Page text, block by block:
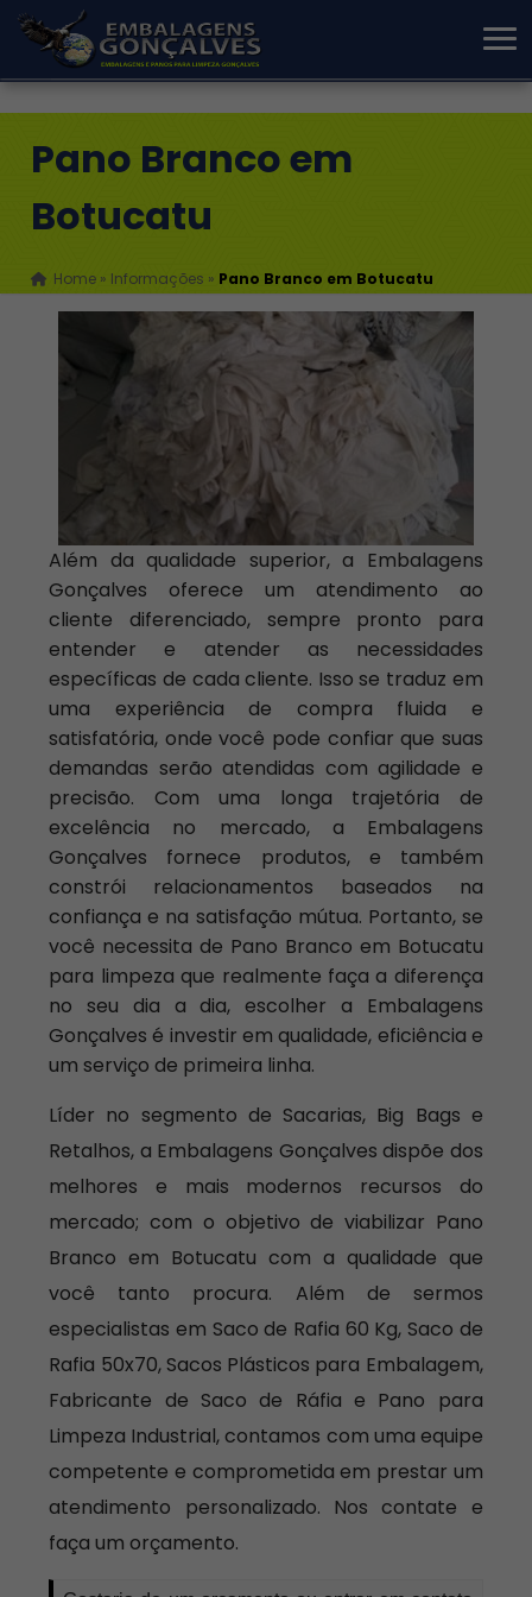
Pano Branco em
Botucatu
Home » Informações » Pano Branco em Botucatu
Além da qualidade superior, a Embalagens
Gonçalves oferece um atendimento ao
cliente diferenciado, sempre pronto para
entender e atender as necessidades
específicas de cada cliente. Isso se traduz em
uma experiência de compra fluida e
satisfatória, onde você pode confiar que suas
demandas serão atendidas com agilidade e
precisão. Com uma longa trajetória de
excelência no mercado, a Embalagens
Gonçalves fornece produtos, e também
constrói relacionamentos baseados na
confiança e na satisfação mútua. Portanto, se
você necessita de Pano Branco em Botucatu
para limpeza que realmente faça a diferença
no seu dia a dia, escolher a Embalagens
Gonçalves é investir em qualidade, eficiência e
um serviço de primeira linha.
Líder no segmento de Sacarias, Big Bags e
Retalhos, a Embalagens Gonçalves dispõe dos
melhores e mais modernos recursos do
mercado; com o objetivo de viabilizar Pano
Branco em Botucatu com a qualidade que
você tanto procura. Além de sermos
especialistas em Saco de Rafia 60 Kg, Saco de
Rafia 50x70, Sacos Plásticos para Embalagem,
Fabricante de Saco de Ráfia e Pano para
Limpeza Industrial, contamos com uma equipe
competente e comprometida em prestar um
atendimento personalizado. Nos contate e
faça um orçamento.